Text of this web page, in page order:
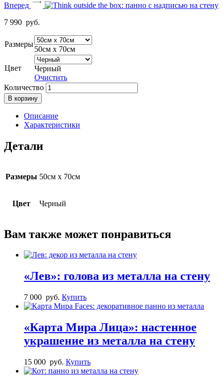
Вперед
7 990 руб.
Размеры
50см х 70см
Цвет
Черный
Очистить
Количество
В корзину
Описание
Характеристики
Детали
Размеры 50см х 70см
Цвет Черный
Вам также может понравиться
«Лев»: голова из металла на стену
7 000 руб. Купить
«Карта Мира Лица»: настенное
украшение из металла на стену
15 000 руб. Купить